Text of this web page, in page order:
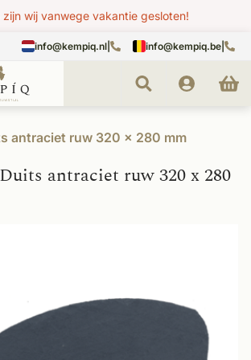
wij vanwege vakantie gesloten!
info@kempiq.nl info@kempiq.be
antraciet ruw 320 x 280 mm
antraciet ruw 320 x 280